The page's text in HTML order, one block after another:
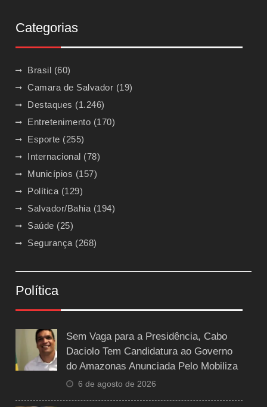
Categorias
Brasil (60)
Camara de Salvador (19)
Destaques (1.246)
Entretenimento (170)
Esporte (255)
Internacional (78)
Municípios (157)
Política (129)
Salvador/Bahia (194)
Saúde (25)
Segurança (268)
Política
Sem Vaga para a Presidência, Cabo
Daciolo Tem Candidatura ao Governo
do Amazonas Anunciada Pelo Mobiliza
6 de agosto de 2026